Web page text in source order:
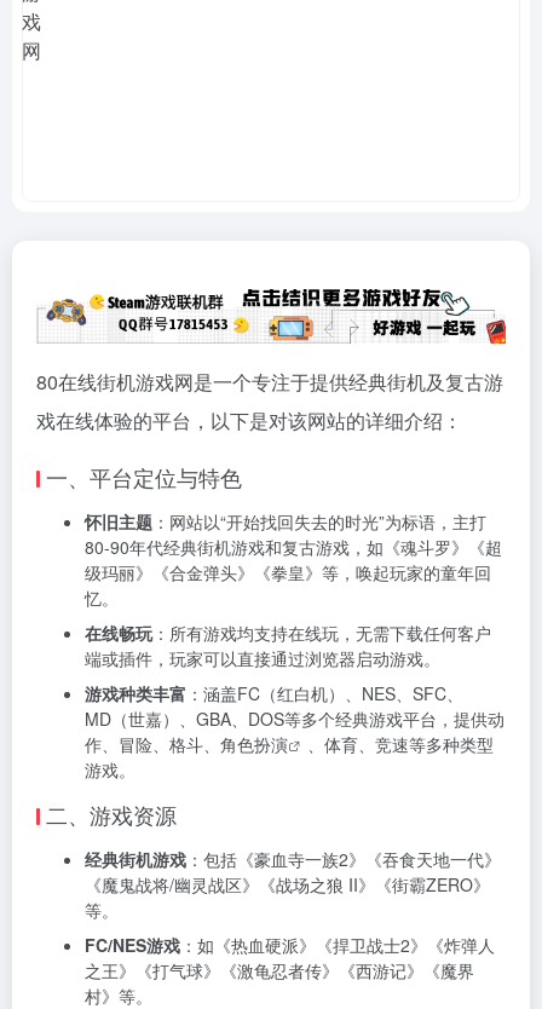
80在线街机游戏网是一个专注于提供经典街机及复古游
戏在线体验的平台，以下是对该网站的详细介绍：
一、平台定位与特色
怀旧主题 ：网站以“开始找回失去的时光”为标语，主打
80-90年代经典街机游戏和复古游戏，如《魂斗罗》《超
级玛丽》《合金弹头》《拳皇》等，唤起玩家的童年回
忆。
在线畅玩：所有游戏均支持在线玩，无需下载任何客户
端或插件，玩家可以直接通过浏览器启动游戏。
游戏种类丰富 ：涵盖FC（红白机）、NES、SFC、
MD（世嘉）、GBA、DOS等多个经典游戏平台，提供动
作、冒险、格斗、 角色扮演
、体育、竞速等多种类型
游戏。
二、游戏资源
经典街机游戏 ：包括《豪血寺一族2》《吞食天地一代》
《魔鬼战将/幽灵战区》《战场之狼 II》《街霸ZERO》
等。
FC/NES游戏 ：如《热血硬派》《捍卫战士2》《炸弹人
之王》《打气球》《激龟忍者传》《西游记》《魔界
村》等。